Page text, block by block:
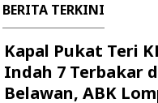
BERITA TERKINI
Kapal Pukat Teri
Indah 7 Terbakar
Belawan, ABK